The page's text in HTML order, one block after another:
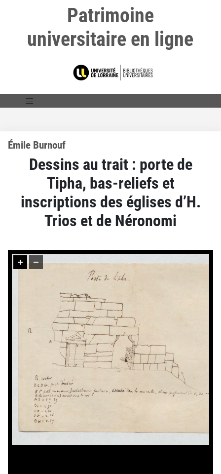
Patrimoine
universitaire en ligne
Émile Burnouf
Dessins au trait : porte de
Tipha, bas-reliefs et
inscriptions des églises d’H.
Trios et de Néronomi